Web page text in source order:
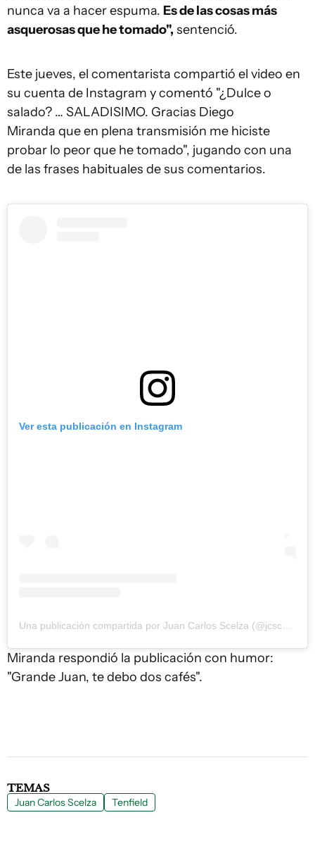
nunca va a hacer espuma. Es de las cosas más
asquerosas que he tomado", sentenció.
Este jueves, el comentarista compartió el video en
su cuenta de Instagram y comentó "¿Dulce o
salado? … SALADISIMO. Gracias Diego
Miranda que en plena transmisión me hiciste
probar lo peor que he tomado", jugando con una
de las frases habituales de sus comentarios.
Ver esta publicación en Instagram
Una publicación compartida por Juan Carlos Scelza (@jcscelza)
Miranda respondió la publicación con humor:
"Grande Juan, te debo dos cafés".
TEMAS
Juan Carlos Scelza Tenfield